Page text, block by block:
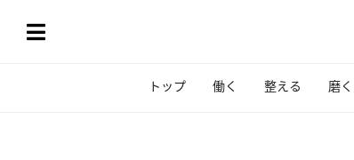
トップ 働く 整える 磨く